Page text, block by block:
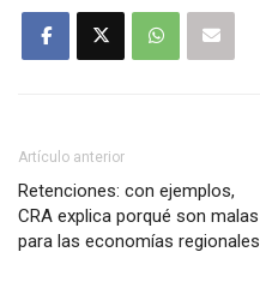
Artículo anterior
Retenciones: con ejemplos,
CRA explica porqué son malas
para las economías regionales